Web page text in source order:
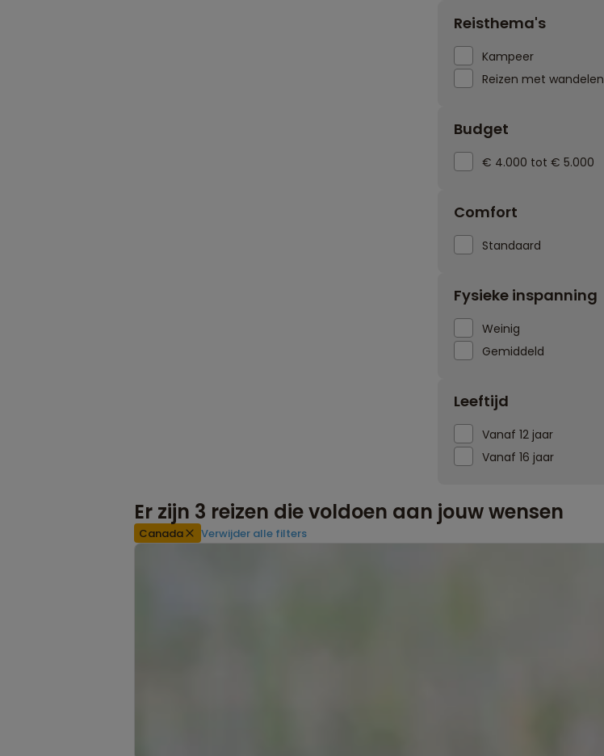
Reisthema's
Kampeer
Reizen met wandelen
Budget
€ 4.000 tot € 5.000
Comfort
Standaard
Fysieke inspanning
Weinig
Gemiddeld
Leeftijd
Vanaf 12 jaar
Vanaf 16 jaar
Er zijn 3 reizen die voldoen aan jouw wensen
Canada Verwijder alle filters